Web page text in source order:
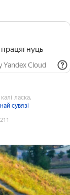
працягнуць
Yandex Cloud
ласка,
сувязі